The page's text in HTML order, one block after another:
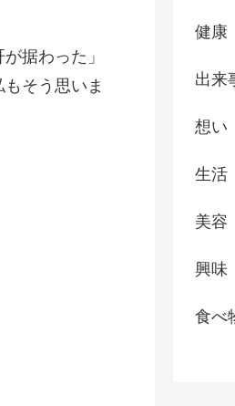
据わった」
そう思いま
健康
出来
想い
生活
美容
興味
食べ